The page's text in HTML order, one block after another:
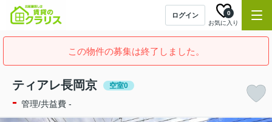
ログイン
お気に入り
0
この物件の募集は終了しました。
ティアレ長岡京 空室0
- 管理/共益費 -